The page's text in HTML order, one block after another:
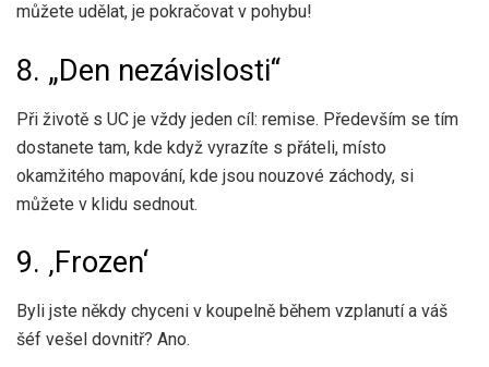
můžete udělat, je pokračovat v pohybu!
8. „Den nezávislosti“
Při životě s UC je vždy jeden cíl: remise. Především se tím
dostanete tam, kde když vyrazíte s přáteli, místo
okamžitého mapování, kde jsou nouzové záchody, si
můžete v klidu sednout.
9. ‚Frozen‘
Byli jste někdy chyceni v koupelně během vzplanutí a váš
šéf vešel dovnitř? Ano.